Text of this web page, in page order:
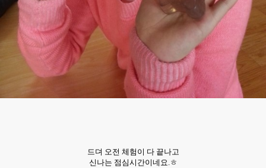
드뎌 오전 체험이 다 끝나고
신나는 점심시간이네요.ㅎ